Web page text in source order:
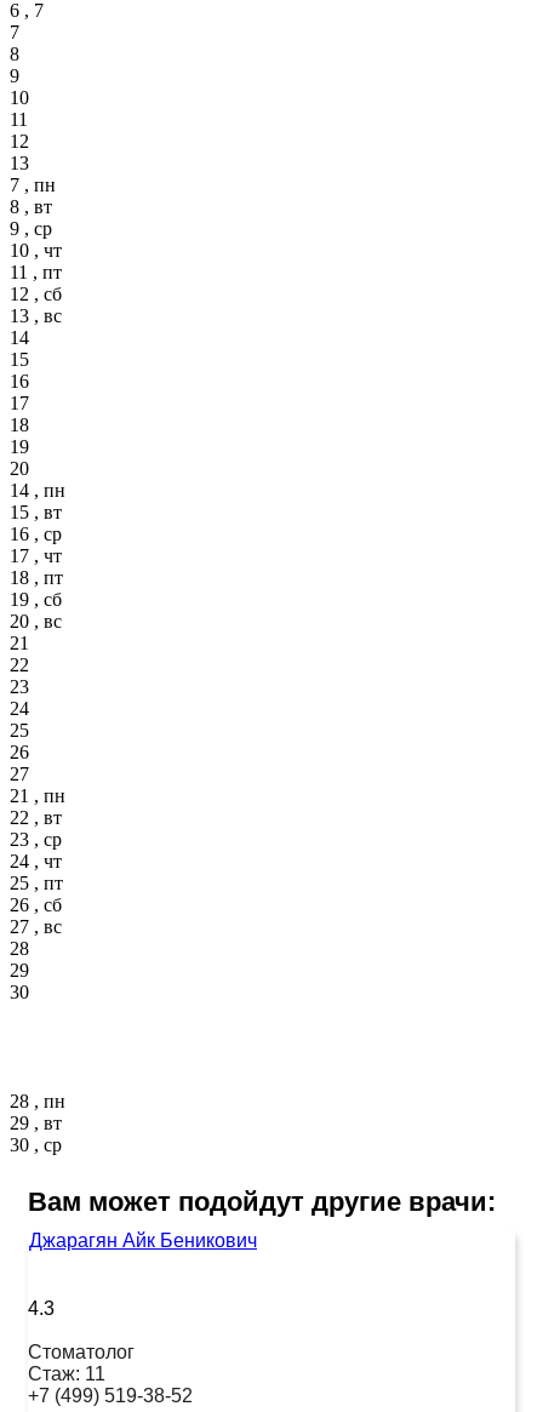
6 , 7
7
8
9
10
11
12
13
7 , пн
8 , вт
9 , ср
10 , чт
11 , пт
12 , сб
13 , вс
14
15
16
17
18
19
20
14 , пн
15 , вт
16 , ср
17 , чт
18 , пт
19 , сб
20 , вс
21
22
23
24
25
26
27
21 , пн
22 , вт
23 , ср
24 , чт
25 , пт
26 , сб
27 , вс
28
29
30
28 , пн
29 , вт
30 , ср
Вам может подойдут другие врачи:
Джарагян Айк Беникович
4.3
Стоматолог
Стаж: 11
+7 (499) 519-38-52